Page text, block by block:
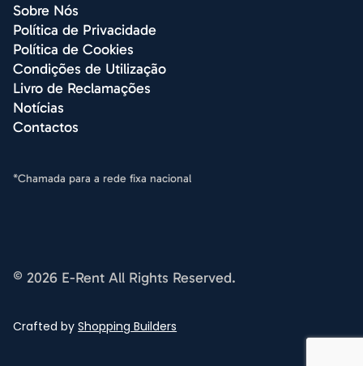
Sobre Nós
Política de Privacidade
Política de Cookies
Condições de Utilização
Livro de Reclamações
Notícias
Contactos
*Chamada para a rede fixa nacional
© 2026 E-Rent All Rights Reserved.
Crafted byShopping Builders